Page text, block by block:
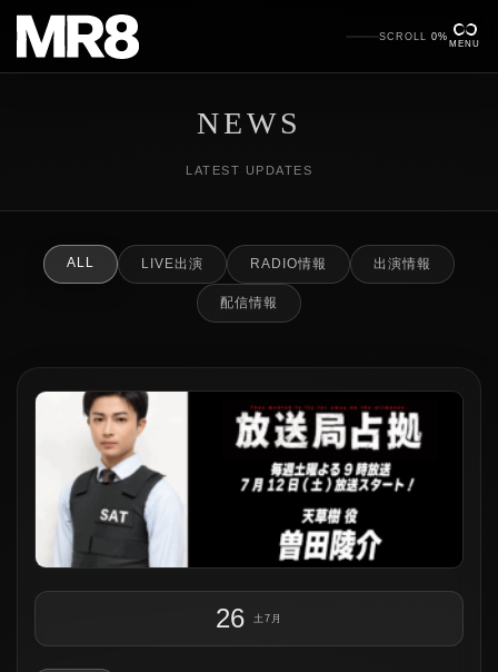
SCROLL 0%
MENU
NEWS
LATEST UPDATES
ALL LIVE出演 RADIO情報 出演情報
配信情報
26 土 7月